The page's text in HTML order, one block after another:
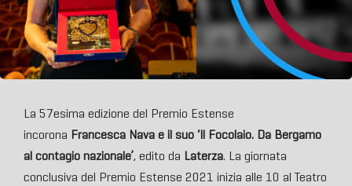
La 57esima edizione del Premio Estense
incorona Francesca Nava e il suo ‘Il Focolaio. Da Bergamo
al contagio nazionale’, edito da Laterza. La giornata
conclusiva del Premio Estense 2021 inizia alle 10 al Teatro